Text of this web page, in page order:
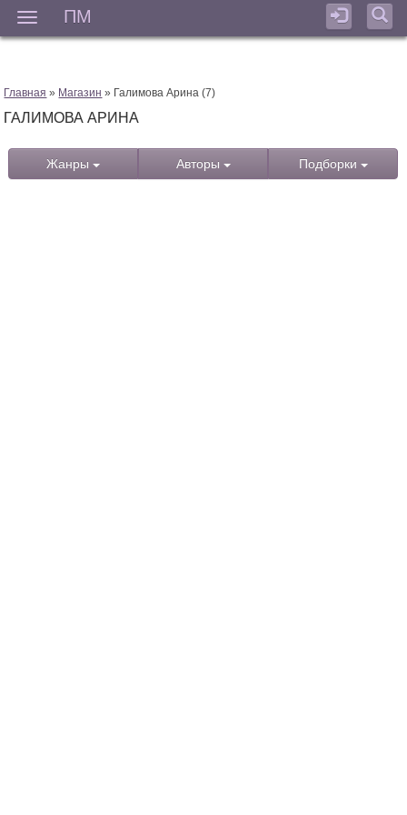
ПМ
Главная » Магазин » Галимова Арина (7)
ГАЛИМОВА АРИНА
Жанры Авторы Подборки